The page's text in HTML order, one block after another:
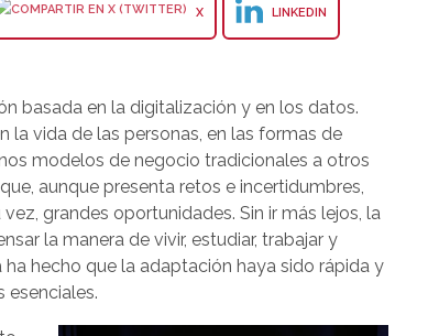
X LINKEDIN
basada en la digitalización y en los datos.
la vida de las personas, en las formas de
modelos de negocio tradicionales a otros
aunque presenta retos e incertidumbres,
grandes oportunidades. Sin ir más lejos, la
la manera de vivir, estudiar, trabajar y
hecho que la adaptación haya sido rápida y
esenciales.